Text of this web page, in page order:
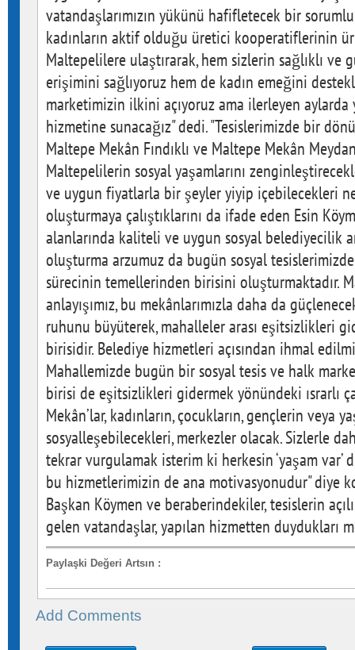
vatandaşlarımızın yükünü hafifletecek bir
kadınların aktif olduğu üretici kooperatiflerinin
Maltepelilere ulaştırarak, hem sizlerin sağlıklı ve
erişimini sağlıyoruz hem de kadın emeğini
marketimizin ilkini açıyoruz ama ilerleyen
hizmetine sunacağız" dedi. "Tesislerimizde bir
Maltepe Mekân Fındıklı ve Maltepe Mekân
Maltepelilerin sosyal yaşamlarını
ve uygun fiyatlarla bir şeyler yiyip içebilecekleri
oluşturmaya çalıştıklarını da ifade eden Esin
alanlarında kaliteli ve uygun sosyal belediyecilik
oluşturma arzumuz da bugün sosyal
sürecinin temellerinden birisini oluşturmaktadır.
anlayışımız, bu mekânlarımızla daha da
ruhunu büyüterek, mahalleler arası eşitsizlikleri
birisidir. Belediye hizmetleri açısından ihmal
Mahallemizde bugün bir sosyal tesis ve halk
birisi de eşitsizlikleri gidermek yönündeki ısrarlı
Mekân’lar, kadınların, çocukların, gençlerin veya
sosyalleşebilecekleri, merkezler olacak. Sizlerle
tekrar vurgulamak isterim ki herkesin ‘yaşam
bu hizmetlerimizin de ana motivasyonudur" diye
Başkan Köymen ve beraberindekiler, tesislerin
gelen vatandaşlar, yapılan hizmetten duydukları
Paylaşki Değeri Artsın :
Add Comments